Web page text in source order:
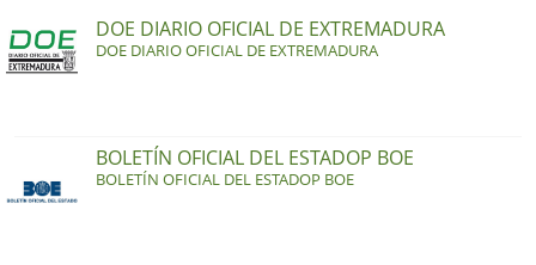
DOE DIARIO OFICIAL DE EXTREMADURA
DOE DIARIO OFICIAL DE EXTREMADURA
BOLETÍN OFICIAL DEL ESTADOP BOE
BOLETÍN OFICIAL DEL ESTADOP BOE